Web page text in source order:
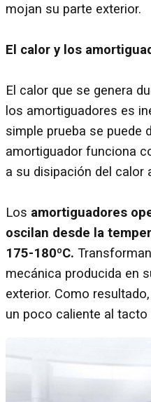
mojan su parte exterior.
El calor y los
El calor que se genera
los amortiguadores es
simple prueba se puede
amortiguador funciona
a su disipación del calor
Los amortiguadores
oscilan desde la
175-180ºC.
mecánica producida en
exterior. Como
un poco caliente al